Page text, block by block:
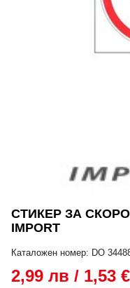
СТИКЕР ЗА
IMPORT
Каталожен номер: DO
2,99 лв / 1,53 €